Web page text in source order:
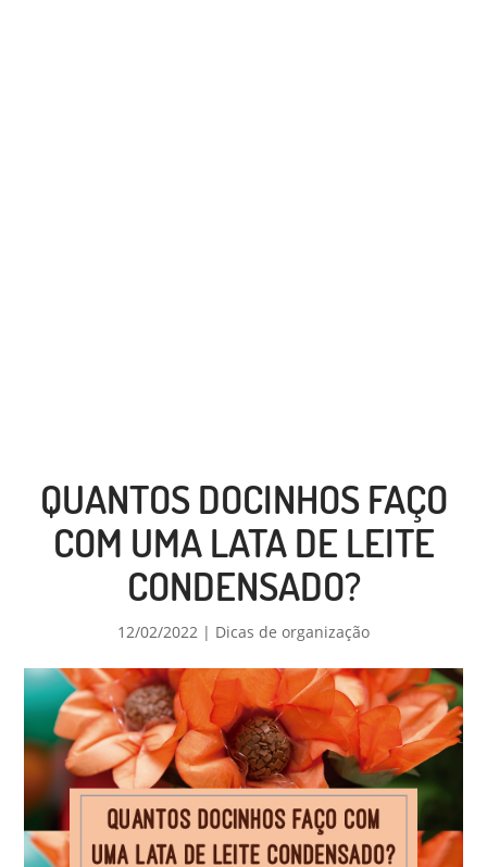
QUANTOS DOCINHOS FAÇO
COM UMA LATA DE LEITE
CONDENSADO?
12/02/2022 | Dicas de organização